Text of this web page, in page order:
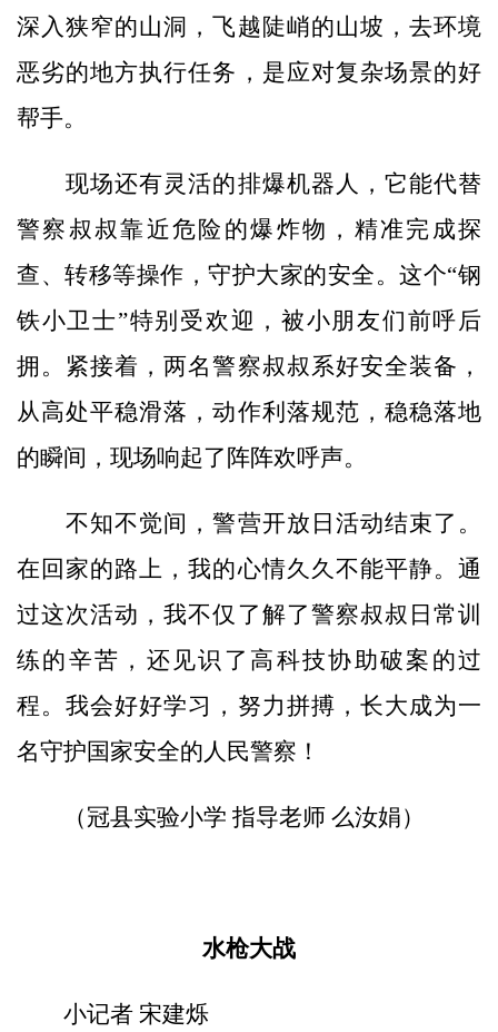
深入狭窄的山洞，飞越陡峭的山坡，去环境
恶劣的地方执行任务，是应对复杂场景的好
帮手。
现场还有灵活的排爆机器人，它能代替
警察叔叔靠近危险的爆炸物，精准完成探
查、转移等操作，守护大家的安全。这个“钢
铁小卫士”特别受欢迎，被小朋友们前呼后
拥。紧接着，两名警察叔叔系好安全装备，
从高处平稳滑落，动作利落规范，稳稳落地
的瞬间，现场响起了阵阵欢呼声。
不知不觉间，警营开放日活动结束了。
在回家的路上，我的心情久久不能平静。通
过这次活动，我不仅了解了警察叔叔日常训
练的辛苦，还见识了高科技协助破案的过
程。我会好好学习，努力拼搏，长大成为一
名守护国家安全的人民警察！
（冠县实验小学 指导老师 么汝娟）
水枪大战
小记者 宋建烁